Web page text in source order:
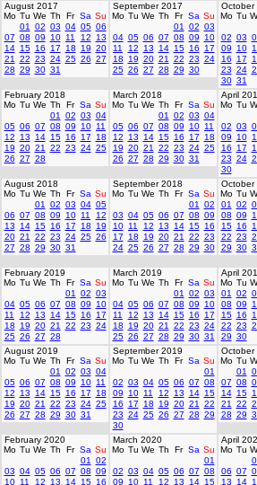
August 2017
Mo Tu We Th Fr Sa Su
01
02 03 04 05 06
07 08 09 10 11 12
13
14 15 16 17 18 19 20
21
22 23 24 25 26 27
28 29 30 31
September 2017
Mo Tu We Th Fr Sa Su
01
02 03
04 05 06 07 08 09
10
11
12 13 14 15 16
17
18
19 20 21 22 23 24
25 26 27 28 29 30
October
Mo Tu
02 03
09
10
16
17
23 24
30 31
February 2018
Mo Tu We Th Fr Sa Su
01
02 03 04
05 06 07 08 09 10 11
12
13 14 15 16 17
18
19 20 21 22 23 24 25
26 27 28
March 2018
Mo Tu We Th Fr Sa Su
01
02 03 04
05 06 07 08 09 10 11
12
13 14 15 16 17
18
19 20 21 22 23 24 25
26 27 28 29 30 31
April
Mo Tu
02 03
09
10
16
17
23 24
30
August 2018
Mo Tu We Th Fr Sa Su
01
02 03 04 05
06 07 08 09 10 11
12
13
14 15 16 17 18
19
20 21 22 23 24 25 26
27 28 29 30 31
September 2018
Mo Tu We Th Fr Sa Su
01
02
03 04 05 06 07 08 09
10 11 12 13 14 15 16
17
18 19 20 21 22 23
24 25 26 27 28 29 30
October
Mo Tu
01
02
08 09
15 16
22 23
29 30
February 2019
Mo Tu We Th Fr Sa Su
01
02 03
04 05 06 07 08 09
10
11
12 13 14 15 16
17
18
19 20 21 22 23 24
25 26 27 28
March 2019
Mo Tu We Th Fr Sa Su
01
02 03
04 05 06 07 08 09
10
11
12 13 14 15 16
17
18
19 20 21 22 23 24
25 26 27 28 29 30 31
April
Mo Tu
01
02
08 09
15 16
22 23
29 30
August 2019
Mo Tu We Th Fr Sa Su
01
02 03 04
05 06 07 08 09 10 11
12
13 14 15 16 17
18
19 20 21 22 23 24 25
26 27 28 29 30 31
September 2019
Mo Tu We Th Fr Sa Su
01
02 03 04 05 06 07 08
09
10 11 12 13 14 15
16
17 18 19 20 21
22
23 24 25 26 27 28 29
30
October
Mo Tu
01
07 08
14 15
21
22
28 29
February 2020
Mo Tu We Th Fr Sa Su
01
02
03 04 05 06 07 08 09
10 11 12 13 14 15 16
March 2020
Mo Tu We Th Fr Sa Su
01
02 03 04 05 06 07 08
09
10 11 12 13 14 15
April
Mo Tu
06 07
13
14